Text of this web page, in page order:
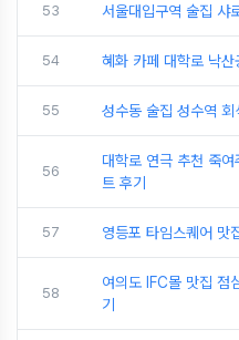
53 서울대입구역 술집 샤
54 혜화 카페 대학로 낙
55 성수동 술집 성수역
56
대학로 연극 추천 죽여
트 후기
57 영등포 타임스퀘어 맛
58
여의도 IFC몰 맛집 점
기